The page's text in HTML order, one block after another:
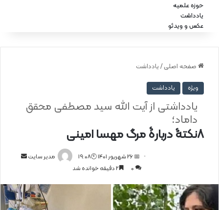
حوزه علمیه
یادداشت
عکس و ویدئو
صفحه اصلی / یادداشت
ویژه یادداشت
8نکتۀ دربارۀ مرگ مهسا امینی
یادداشتی از آیت الله سید مصطفی محقق
داماد‌؛
مدیر سایت
ا
ل
📅 26 شهریور 1401 🕙19:08
0